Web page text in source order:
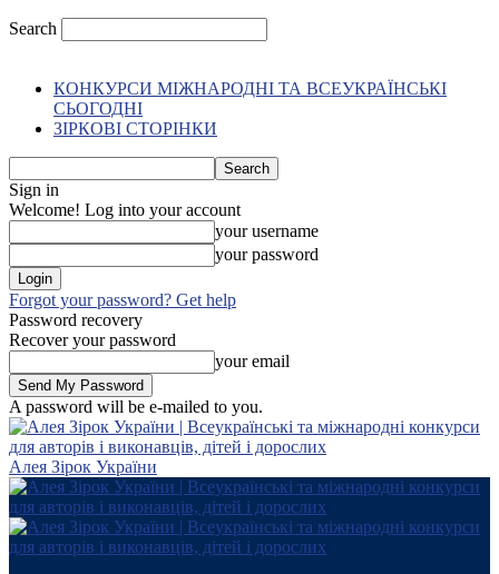
Search
КОНКУРСИ МІЖНАРОДНІ ТА ВСЕУКРАЇНСЬКІ
СЬОГОДНІ
ЗІРКОВІ СТОРІНКИ
Sign in
Welcome! Log into your account
your username
your password
Forgot your password? Get help
Password recovery
Recover your password
your email
A password will be e-mailed to you.
Алея Зірок України